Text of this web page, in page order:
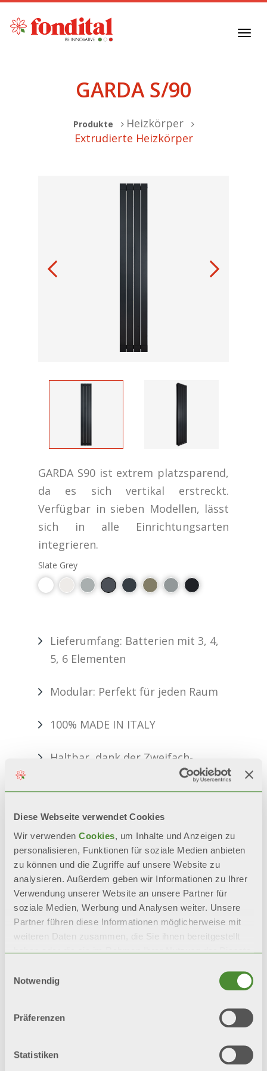
Diese Webseite verwendet Cookies
Wir verwenden Cookies, um Inhalte und Anzeigen zu
personalisieren, Funktionen für soziale Medien anbieten
zu können und die Zugriffe auf unsere Website zu
analysieren. Außerdem geben wir Informationen zu Ihrer
Verwendung unserer Website an unsere Partner für
soziale Medien, Werbung und Analysen weiter. Unsere
Partner führen diese Informationen möglicherweise mit
weiteren Daten zusammen, die Sie ihnen bereitgestellt
haben oder die sie im Rahmen Ihrer Nutzung der Dienste
Notwendig
Präferenzen
Statistiken
GARDA S/90
Produkte
Heizkörper
Extrudierte Heizkörper
GARDA S90 ist extrem platzsparend,
da es sich vertikal erstreckt.
Verfügbar in sieben Modellen, lässt
sich in alle Einrichtungsarten
integrieren.
Slate Grey
Lieferumfang: Batterien mit 3, 4,
5, 6 Elementen
Modular: Perfekt für jeden Raum
100% MADE IN ITALY
Haltbar, dank der Zweifach-
Lackierung: Anaphorese + Pulver
BIM
Beschreibung